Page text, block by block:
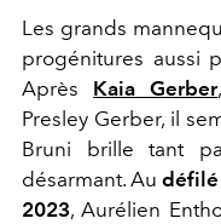
Les grands
progénitures aussi
Après Kaia Gerber
Presley Gerber, il
Bruni brille tant
désarmant. Au défilé
2023, Aurélien